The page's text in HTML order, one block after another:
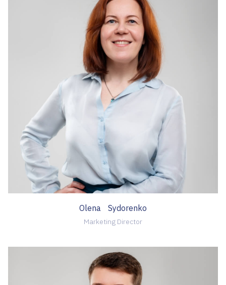
Olena Sydorenko
Marketing Director